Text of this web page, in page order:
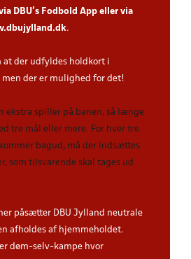
DBU’s Fodbold App eller via
.
at der udfyldes holdkort i
der er mulighed for det!
ekstra spiller på banen, så længe
tre mål eller mere. For hver tre
bagud, må der indsættes
som tilsvarende skal tages ud
påsætter DBU Jylland neutrale
afholdes af hjemmeholdet.
døm-selv-kampe hvor